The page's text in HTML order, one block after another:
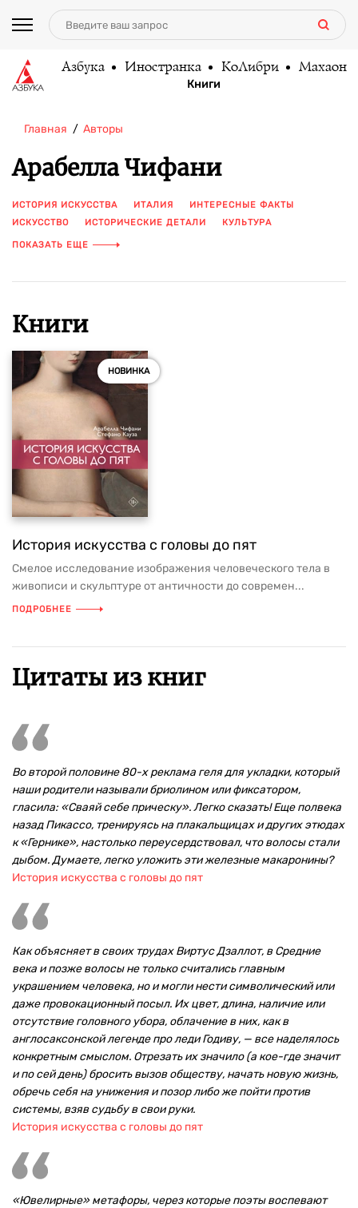
Азбука Иностранка КоЛибри Махаон
Книги
Главная Авторы
Арабелла Чифани
ИСТОРИЯ ИСКУССТВА ИТАЛИЯ
ИНТЕРЕСНЫЕ ФАКТЫ
ИСКУССТВО
ИСТОРИЧЕСКИЕ ДЕТАЛИ
КУЛЬТУРА
ХУДОЖНИКИ
ЦВЕТНЫЕ ИЛЛЮСТРАЦИИ
ПОКАЗАТЬ ЕЩЕ
Книги
НОВИНКА
История искусства с головы до пят
Смелое исследование изображения человеческого тела в
живописи и скульптуре от античности до современ...
ПОДРОБНЕЕ
Цитаты из книг
Во второй половине 80-х реклама геля для укладки, который
наши родители называли бриолином или фиксатором,
гласила: «Сваяй себе прическу». Легко сказать! Еще полвека
назад Пикассо, тренируясь на плакальщицах и других этюдах
к «Гернике», настолько переусердствовал, что волосы стали
дыбом. Думаете, легко уложить эти железные макаронины?
История искусства с головы до пят
Как объясняет в своих трудах Виртус Дзаллот, в Средние
века и позже волосы не только считались главным
украшением человека, но и могли нести символический или
даже провокационный посыл. Их цвет, длина, наличие или
отсутствие головного убора, облачение в них, как в
англосаксонской легенде про леди Годиву, — все наделялось
конкретным смыслом. Отрезать их значило (а кое-где значит
и по сей день) бросить вызов обществу, начать новую жизнь,
обречь себя на унижения и позор либо же пойти против
системы, взяв судьбу в свои руки.
История искусства с головы до пят
«Ювелирные» метафоры, через которые поэты воспевают